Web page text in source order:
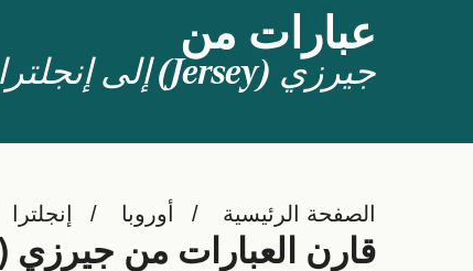
عبارات من
جيرزي (Jersey) إلى إنجلترا
الصفحة الرئيسية أوروبا إنجلترا
قارن العبارات من جيرزي (Jersey) إلى إنجلترا